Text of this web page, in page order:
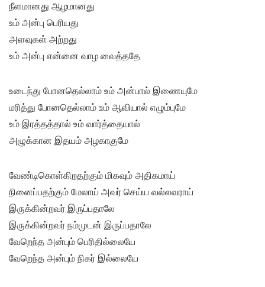
நீளமானது ஆழமானது
உம் அன்பு பெரியது
அளவுகள் அற்றது
உம் அன்பு என்னை வாழ வைத்ததே
உடைந்து போனதெல்லாம் உம் அன்பால் இணையுமே
மரித்து போனதெல்லாம் உம் ஆவியால் எழும்புமே
உம் இரத்தத்தால் உம் வார்த்தையால்
அழுக்கான இதயம் அழகாகுமே
வேண்டிகொள்கிறதற்கும் மிகவும் அதிகமாய்
நினைப்பதற்கும் மேலாய் அவர் செய்ய வல்லவராய்
இருக்கின்றவர் இருப்பதாலே
இருக்கின்றவர் நம்முடன் இருப்பதாலே
வேறெந்த அன்பும் பெரிதில்லையே
வேறெந்த அன்பும் நிகர் இல்லையே